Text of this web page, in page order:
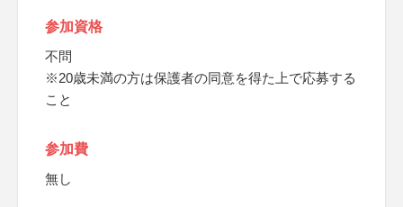
参加資格
不問
※20歳未満の方は保護者の同意を得た上で応募する
こと
参加費
無し